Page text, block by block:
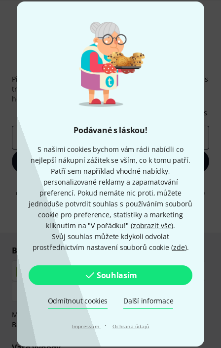
Podávané s láskou!
S našimi cookies bychom vám rádi nabídli co
nejlepší nákupní zážitek se vším, co k tomu patří.
Patří sem například vhodné nabídky,
personalizované reklamy a zapamatování
preferencí. Pokud nemáte nic proti, můžete
jednoduše potvrdit souhlas s používáním souborů
cookie pro preference, statistiky a marketing
kliknutím na "V pořádku!" (zobrazit vše).
Svůj souhlas můžete kdykoli odvolat
prostřednictvím nastavení souborů cookie (zde).
Souhlasím
Odmítnout cookies Další informace
Impressum · Ochrana údajů
Thomann newsletter
Přihlaste se k odběru Thomann newsletteru v angličtině a s
trochou štěstí vyhrajte jeden z50 dárkových kupónů
hodnotě
Thomann Insights
E-mailová adresa
Zaregistrujte se
Kliknutím na "Zaregistrujte se" souhlasíte s přijímáním e-mailových
reklam a měřením chování při používání e-mailů. Odhlášení je možné
kdykoliv. Další informace naleznete v naší sekciOchrana údajů
* Požadováno
Bezpečný nákup i platba
Můžete bezpečně platit těmito metodami: Dobírka,
Bankovní převod, PayPal nebo Kreditní karta.